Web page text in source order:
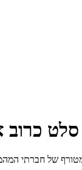
סלט כרוב
וונמן, 539 קלוריות